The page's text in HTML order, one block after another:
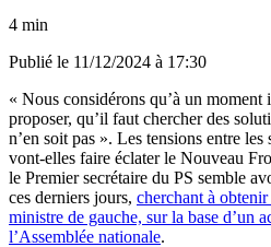
4 min
Publié le 11/12/2024 à 17:30
« Nous considérons qu’à un moment
proposer, qu’il faut chercher des
n’en soit pas ». Les tensions entre
vont-elles faire éclater le Nouveau
le Premier secrétaire du PS semble
ces derniers jours, cherchant à
ministre de gauche, sur la base d’un
l’Assemblée nationale.